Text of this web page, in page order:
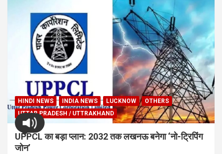
HINDI NEWS INDIA NEWS LUCKNOW
OTHERS
UTTAR PRADESH / UTTRAKHAND
UPPCL का बड़ा प्लान: 2032 तक लखनऊ बनेगा ‘नो-ट्रिपिंग
जोन’